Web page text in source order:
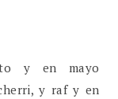
y en mayo
y raf y en